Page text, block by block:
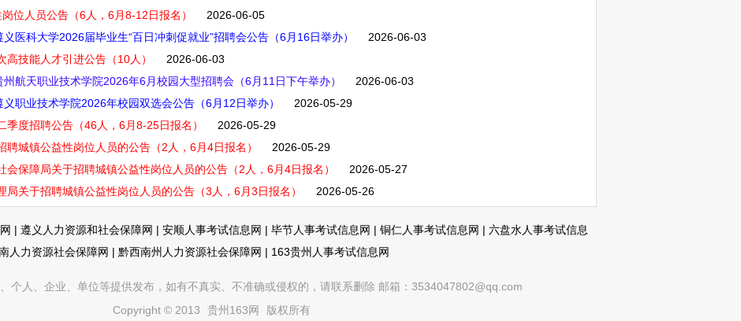
位人员公告（6人，6月8-12日报名）
2026-06-05
医科大学2026届毕业生“百日冲刺促就业”招聘会公告（6月16日举办）
2026-06-03
技能人才引进公告（10人）
2026-06-03
航天职业技术学院2026年6月校园大型招聘会（6月11日下午举办）
2026-06-03
职业技术学院2026年校园双选会公告（6月12日举办）
2026-05-29
度招聘公告（46人，6月8-25日报名）
2026-05-29
城镇公益性岗位人员的公告（2人，6月4日报名）
2026-05-29
保障局关于招聘城镇公益性岗位人员的公告（2人，6月4日报名）
2026-05-27
关于招聘城镇公益性岗位人员的公告（3人，6月3日报名）
2026-05-26
| 遵义人力资源和社会保障网 | 安顺人事考试信息网 | 毕节人事考试信息网 | 铜仁人事考试信息网 | 六盘水人事考试信息
人力资源社会保障网 | 黔西南州人力资源社会保障网 | 163贵州人事考试信息网
个人、企业、单位等提供发布，如有不真实、不准确或侵权的，请联系删除 邮箱：3534047802@qq.com
Copyright © 2013
贵州163网 版权所有